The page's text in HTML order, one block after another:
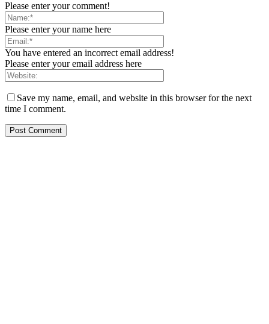
Please enter your comment!
Please enter your name here
You have entered an incorrect email address!
Please enter your email address here
Save my name, email, and website in this browser for the next
time I comment.